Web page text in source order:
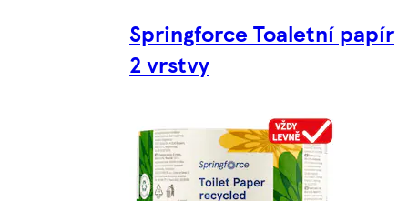
Springforce Toaletní papír
2 vrstvy